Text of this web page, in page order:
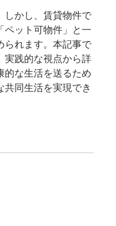
しかし、賃貸物件で
ペット可物件」と一
られます。本記事で
実践的な視点から詳
的な生活を送るため
同生活を実現でき